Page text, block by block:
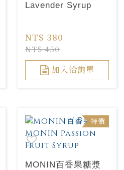
Lavender Syrup
NT$ 380
NT$ 450
加入洽詢單
特價
MONIN百香果糖漿